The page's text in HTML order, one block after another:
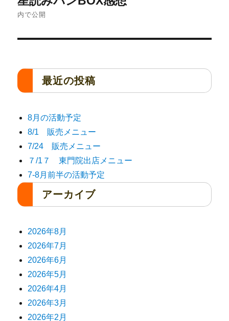
内で公開
最近の投稿
8月の活動予定
8/1 販売メニュー
7/24 販売メニュー
７/1７ 東門院出店メニュー
7-8月前半の活動予定
アーカイブ
2026年8月
2026年7月
2026年6月
2026年5月
2026年4月
2026年3月
2026年2月